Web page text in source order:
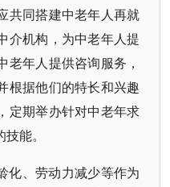
共同搭建中老年人再就
介机构，为中老年人提
老年人提供咨询服务，
根据他们的特长和兴趣
定期举办针对中老年求
能。
化、劳动力减少等作为